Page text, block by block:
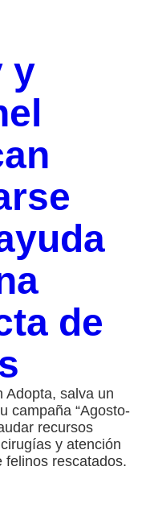
y
de
Adopta, salva un
campaña “Agosto-
recursos
y atención
felinos rescatados.